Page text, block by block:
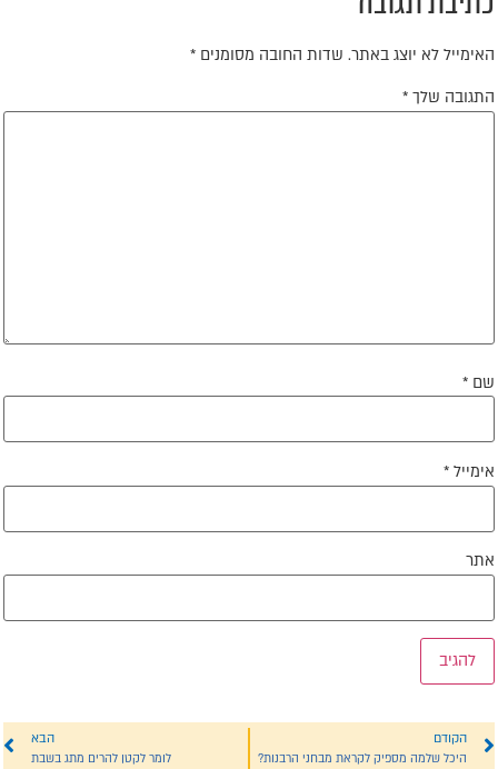
לא יוצג באתר. שדות החובה מסומנים
שלך*
*
הקודם
היכל שלמה מספיק לקראת מבחני הרבנות?
הבא
לומר לקטן להרים מתג בשבת